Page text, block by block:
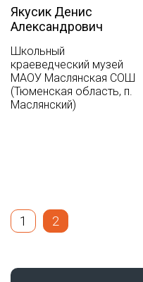
Якусик Денис
Александрович
Школьный
краеведческий музей
МАОУ Маслянская СОШ
(Тюменская область, п.
Маслянский)
1 2